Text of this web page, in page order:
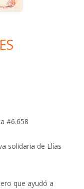
#6.658
solidaria de Elías
que ayudó a